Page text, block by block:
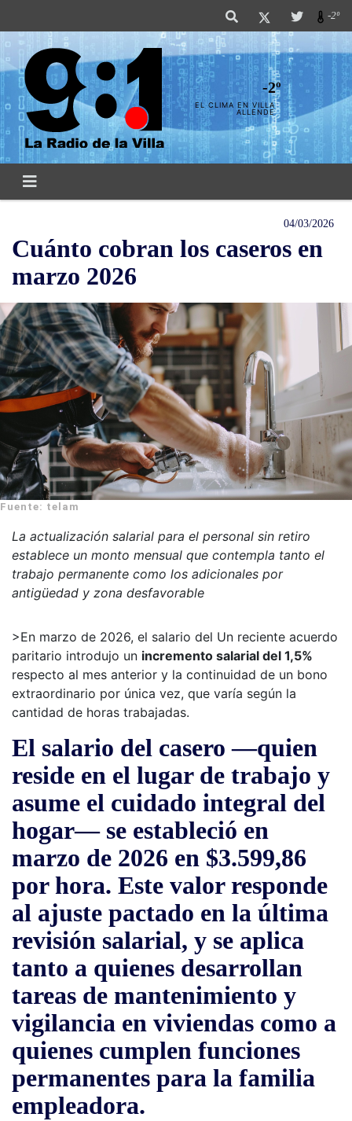
-2º
-2º
EL CLIMA EN VILLA
ALLENDE
04/03/2026
Cuánto cobran los caseros en
marzo 2026
Fuente: telam
La actualización salarial para el personal sin retiro
establece un monto mensual que contempla tanto el
trabajo permanente como los adicionales por
antigüedad y zona desfavorable
>En marzo de 2026, el salario del Un reciente acuerdo
paritario introdujo un incremento salarial del 1,5%
respecto al mes anterior y la continuidad de un bono
extraordinario por única vez, que varía según la
cantidad de horas trabajadas.
El salario del casero —quien
reside en el lugar de trabajo y
asume el cuidado integral del
hogar— se estableció en
marzo de 2026 en $3.599,86
por hora. Este valor responde
al ajuste pactado en la última
revisión salarial, y se aplica
tanto a quienes desarrollan
tareas de mantenimiento y
vigilancia en viviendas como a
quienes cumplen funciones
permanentes para la familia
empleadora.